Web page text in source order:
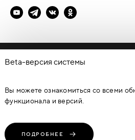
Политика
© Каталог дверей - DverProf, 2021-
являются объектами
копирование, распространение,
ФЕДЕРАЦИИ ОТ 09.07.93Г. №5351-1
СМЕЖНЫХ ПРАВАХ” (с изменениями
Beta-версия системы
Вы можете ознакомиться со всеми
функционала и версий.
ПОДРОБНЕЕ